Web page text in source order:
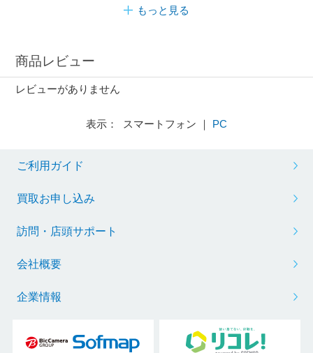
もっと見る
商品レビュー
レビューがありません
表示： スマートフォン ｜ PC
ご利用ガイド
買取お申し込み
訪問・店頭サポート
会社概要
企業情報